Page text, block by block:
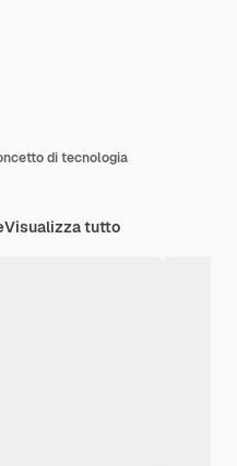
di tecnologia
Visualizza tutto